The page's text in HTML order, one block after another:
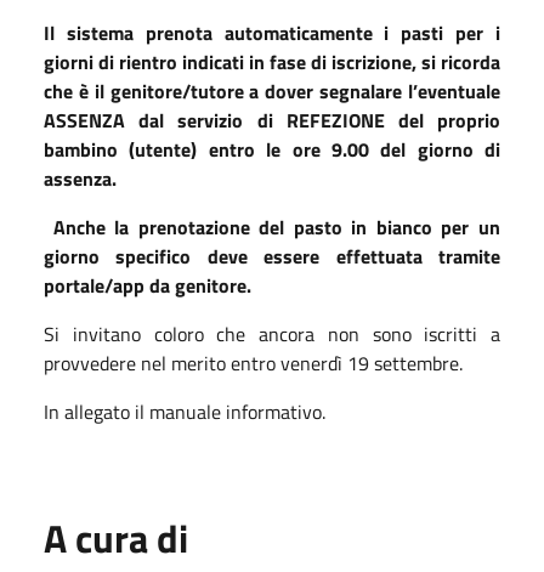
Il sistema prenota automaticamente i pasti per i
giorni di rientro indicati in fase di iscrizione, si ricorda
che è il genitore/tutore a dover segnalare l’eventuale
ASSENZA dal servizio di REFEZIONE del proprio
bambino (utente) entro le ore 9.00 del giorno di
assenza.
Anche la prenotazione del pasto in bianco per un
giorno specifico deve essere effettuata tramite
portale/app da genitore.
Si invitano coloro che ancora non sono iscritti a
provvedere nel merito entro venerdì 19 settembre.
In allegato il manuale informativo.
A cura di